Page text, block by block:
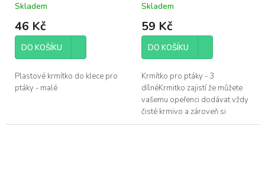
Skladem
46 Kč
DO KOŠÍKU
Plastové krmítko do klece pro
ptáky - malé
Skladem
59 Kč
DO KOŠÍKU
Krmítko pro ptáky - 3
dílnéKrmitko zajistí že můžete
vašemu opeřenci dodávat vždy
čisté krmivo a zároveň si
usnadnit jeho výměnu a